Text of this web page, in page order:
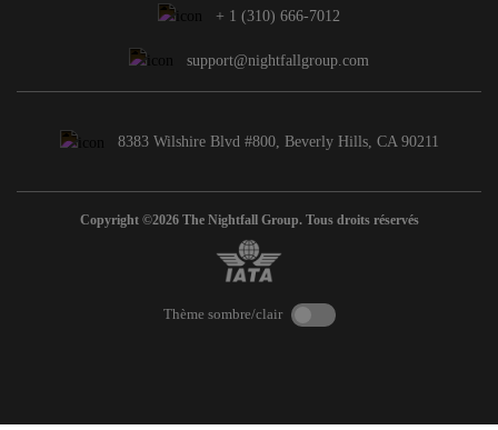
+ 1 (310) 666-7012
support@nightfallgroup.com
8383 Wilshire Blvd #800, Beverly Hills, CA 90211
Copyright ©2026 The Nightfall Group. Tous droits réservés
Thème sombre/clair